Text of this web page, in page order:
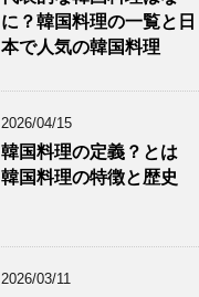
に？韓国料理の一覧と日
本で人気の韓国料理
2026/04/15
韓国料理の定義？とは
韓国料理の特徴と歴史
2026/03/11